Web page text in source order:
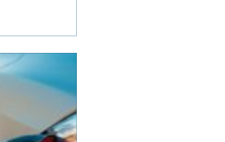
nära
till
ställer
både p...